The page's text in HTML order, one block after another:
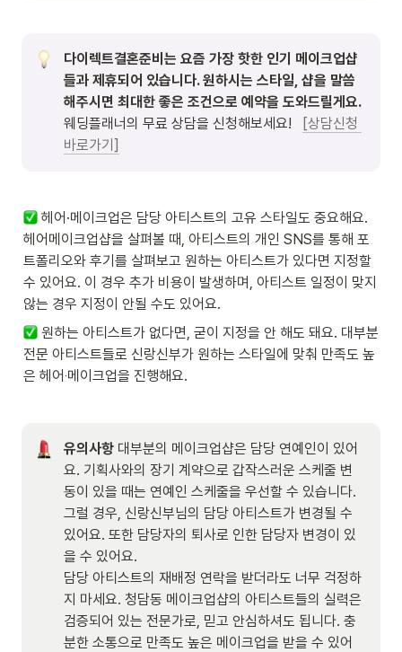
다이렉트결혼준비는 요즘 가장 핫한 인기 메이크업샵
들과 제휴되어 있습니다. 원하시는 스타일, 샵을 말씀
해주시면 최대한 좋은 조건으로 예약을 도와드릴게요.
웨딩플래너의 무료 상담을 신청해보세요!
[상담신청
바로가기]
헤어·메이크업은 담당 아티스트의 고유 스타일도 중요해요.
헤어메이크업샵을 살펴볼 때, 아티스트의 개인 SNS를 통해 포
트폴리오와 후기를 살펴보고 원하는 아티스트가 있다면 지정할
수 있어요. 이 경우 추가 비용이 발생하며, 아티스트 일정이 맞지
않는 경우 지정이 안될 수도 있어요.
원하는 아티스트가 없다면, 굳이 지정을 안 해도 돼요. 대부분
전문 아티스트들로 신랑신부가 원하는 스타일에 맞춰 만족도 높
은 헤어‧메이크업을 진행해요.
유의사항 대부분의 메이크업샵은 담당 연예인이 있어
요. 기획사와의 장기 계약으로 갑작스러운 스케줄 변
동이 있을 때는 연예인 스케줄을 우선할 수 있습니다.
그럴 경우, 신랑신부님의 담당 아티스트가 변경될 수
있어요. 또한 담당자의 퇴사로 인한 담당자 변경이 있
을 수 있어요.
담당 아티스트의 재배정 연락을 받더라도 너무 걱정하
지 마세요. 청담동 메이크업샵의 아티스트들의 실력은
검증되어 있는 전문가로, 믿고 안심하셔도 됩니다. 충
분한 소통으로 만족도 높은 메이크업을 받을 수 있어